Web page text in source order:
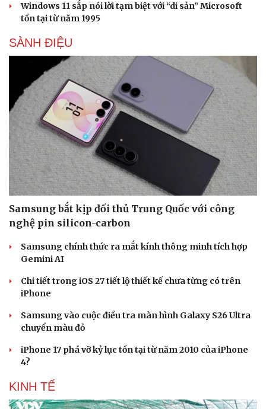
Sức khỏe
Dinh dưỡng - món ngon
Cây thuốc
Sản phụ khoa
Nhi khoa
Nam khoa
Làm đẹp - giảm cân
Phòng mạch online
Ăn sạch sống khỏe
Đời sống
Tình yêu - Gia đình
Windows 11 sắp nói lời tạm biệt với “di sản” Microsoft
tồn tại từ năm 1995
SÀNH ĐIỆU
Samsung bắt kịp đối thủ Trung Quốc với công
nghệ pin silicon-carbon
Samsung chính thức ra mắt kính thông minh tích hợp
Gemini AI
Chi tiết trong iOS 27 tiết lộ thiết kế chưa từng có trên
iPhone
Samsung vào cuộc điều tra màn hình Galaxy S26 Ultra
chuyển màu đỏ
iPhone 17 phá vỡ kỷ lục tồn tại từ năm 2010 của iPhone
4?
KINH TẾ